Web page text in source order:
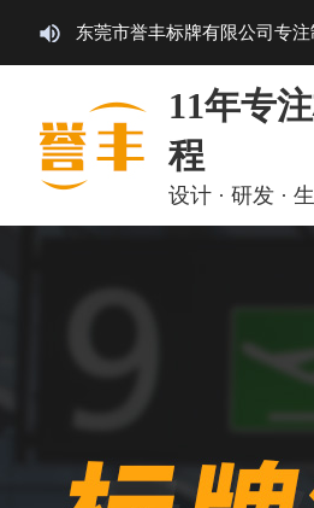
东莞市誉丰标牌有限公司专
11年专
程
设计 · 研发 ·